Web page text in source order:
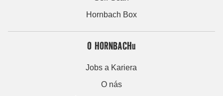
Hornbach Box
O HORNBACHu
Jobs a Kariera
O nás